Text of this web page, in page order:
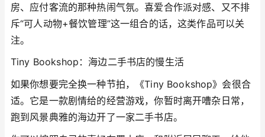
房、应付客流的那种热闹气氛。喜爱合作派对感、又不排
斥“可人动物+餐饮管理”这一组合的话，这类作品可以关
注。
Tiny Bookshop：海边二手书店的慢生活
如果你想要完全换一种节拍，《Tiny Bookshop》会很合
适。它是一款剧情给的经营游戏，你暂时离开嘈杂日常，
跑到风景典雅的海边开了一家二手书店。